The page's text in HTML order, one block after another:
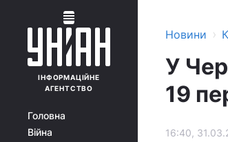
ІНФОРМАЦІЙНЕ
АГЕНТСТВО
Головна
Війна
Новини ›
У
19
16:40,